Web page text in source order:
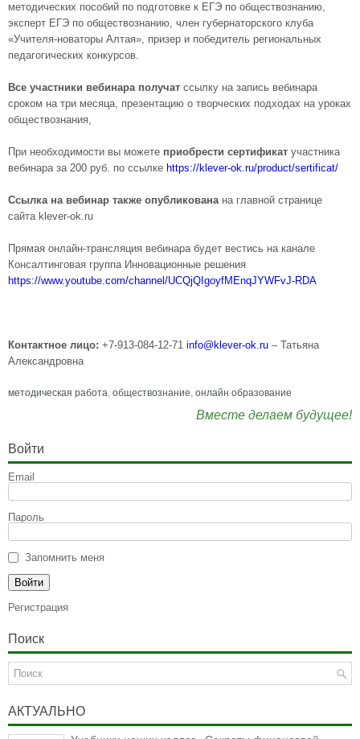
методических пособий по подготовке к ЕГЭ по обществознанию,
эксперт ЕГЭ по обществознанию, член губернаторского клуба
«Учителя-новаторы Алтая», призер и победитель региональных
педагогических конкурсов.
Все участники вебинара получат ссылку на запись вебинара
сроком на три месяца, презентацию о творческих подходах на уроках
обществознания,
При необходимости вы можете приобрести сертификат участника
вебинара за 200 руб. по ссылке https://klever-ok.ru/product/sertificat/
Ссылка на вебинар также опубликована на главной странице
сайта klever-ok.ru
Прямая онлайн-трансляция вебинара будет вестись на канале
Консалтинговая группа Инновационные решения
https://www.youtube.com/channel/UCQjQIgoyfMEnqJYWFvJ-RDA
Контактное лицо: +7-913-084-12-71 info@klever-ok.ru – Татьяна
Александровна
методическая работа, обществознание, онлайн образование
Вместе делаем будущее!
Войти
Email
Пароль
Запомнить меня
Регистрация
Поиск
АКТУАЛЬНО